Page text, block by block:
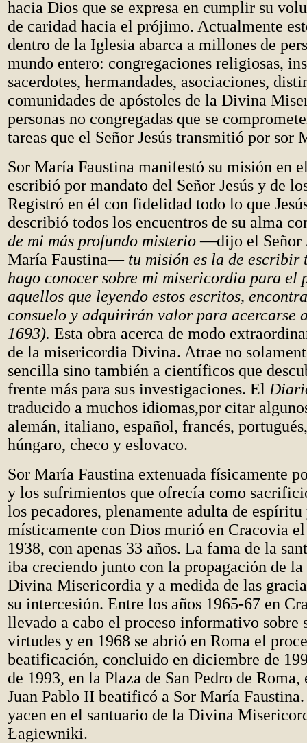
hacia Dios que se expresa en cumplir su
de caridad hacia el prójimo. Actualmente
dentro de la Iglesia abarca a millones de
mundo entero: congregaciones religiosas,
sacerdotes, hermandades, asociaciones,
comunidades de apóstoles de la Divina
personas no congregadas que se
tareas que el Señor Jesús transmitió por sor
Sor María Faustina manifestó su misión en
escribió por mandato del Señor Jesús y de
Registró en él con fidelidad todo lo que
describió todos los encuentros de su alma
de mi más profundo misterio—dijo el Señor
María Faustina— tu misión es la de escribir
hago conocer sobre mi misericordia para el
aquellos que leyendo estos escritos,
consuelo y adquirirán valor para acercarse
1693). Esta obra acerca de modo
de la misericordia Divina. Atrae no
sencilla sino también a científicos que
frente más para sus investigaciones. El
traducido a muchos idiomas,por citar
alemán, italiano, español, francés,
húngaro, checo y eslovaco.
Sor María Faustina extenuada físicamente
y los sufrimientos que ofrecía como
los pecadores, plenamente adulta de
místicamente con Dios murió en Cracovia
1938, con apenas 33 años. La fama de la
iba creciendo junto con la propagación de
Divina Misericordia y a medida de las
su intercesión. Entre los años 1965-67 en
llevado a cabo el proceso informativo sobre
virtudes y en 1968 se abrió en Roma el
beatificación, concluido en diciembre de
de 1993, en la Plaza de San Pedro de Roma,
Juan Pablo II beatificó a Sor María
yacen en el santuario de la Divina
Łagiewniki.